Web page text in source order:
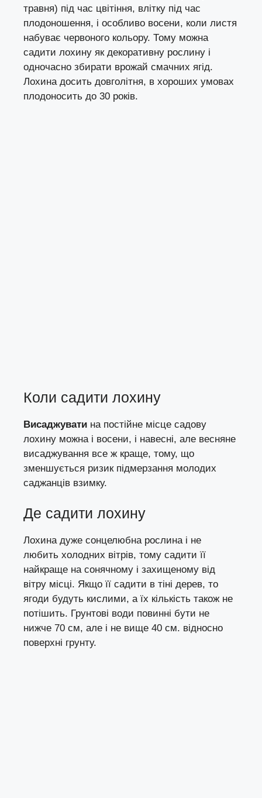
травня) під час цвітіння, влітку під час
плодоношення, і особливо восени, коли листя
набуває червоного кольору. Тому можна
садити лохину як декоративну рослину і
одночасно збирати врожай смачних ягід.
Лохина досить довголітня, в хороших умовах
плодоносить до 30 років.
Коли садити лохину
Висаджувати на постійне місце садову
лохину можна і восени, і навесні, але весняне
висаджування все ж краще, тому, що
зменшується ризик підмерзання молодих
саджанців взимку.
Де садити лохину
Лохина дуже сонцелюбна рослина і не
любить холодних вітрів, тому садити її
найкраще на сонячному і захищеному від
вітру місці. Якщо її садити в тіні дерев, то
ягоди будуть кислими, а їх кількість також не
потішить. Грунтові води повинні бути не
нижче 70 см, але і не вище 40 см. відносно
поверхні грунту.